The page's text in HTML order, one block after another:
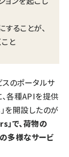
することが、
と
のポータルサ
、各種APIを提供
を開設したのが
で、荷物の
の多様なサービ